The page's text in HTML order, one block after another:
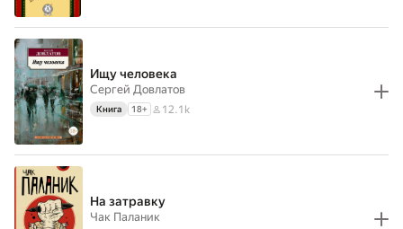
Ищу человека
Сергей Довлатов
Книга 18+ 12.1k
На затравку
Чак Паланик